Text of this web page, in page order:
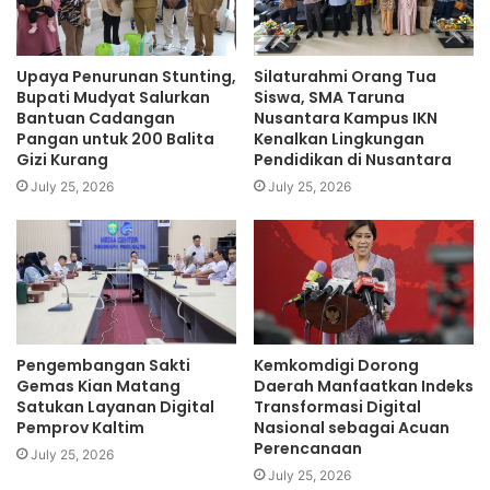
Upaya Penurunan Stunting,
Bupati Mudyat Salurkan
Bantuan Cadangan
Pangan untuk 200 Balita
Gizi Kurang
July 25, 2026
Silaturahmi Orang Tua
Siswa, SMA Taruna
Nusantara Kampus IKN
Kenalkan Lingkungan
Pendidikan di Nusantara
July 25, 2026
Pengembangan Sakti
Gemas Kian Matang
Satukan Layanan Digital
Pemprov Kaltim
July 25, 2026
Kemkomdigi Dorong
Daerah Manfaatkan Indeks
Transformasi Digital
Nasional sebagai Acuan
Perencanaan
July 25, 2026